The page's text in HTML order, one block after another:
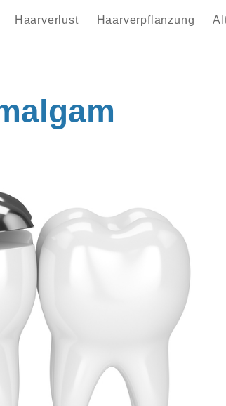
Haarverlust Haarverpflanzung